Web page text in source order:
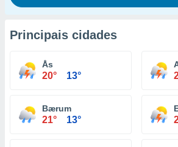
Principais cidades
Ås
20° 13°
Bærum
21° 13°